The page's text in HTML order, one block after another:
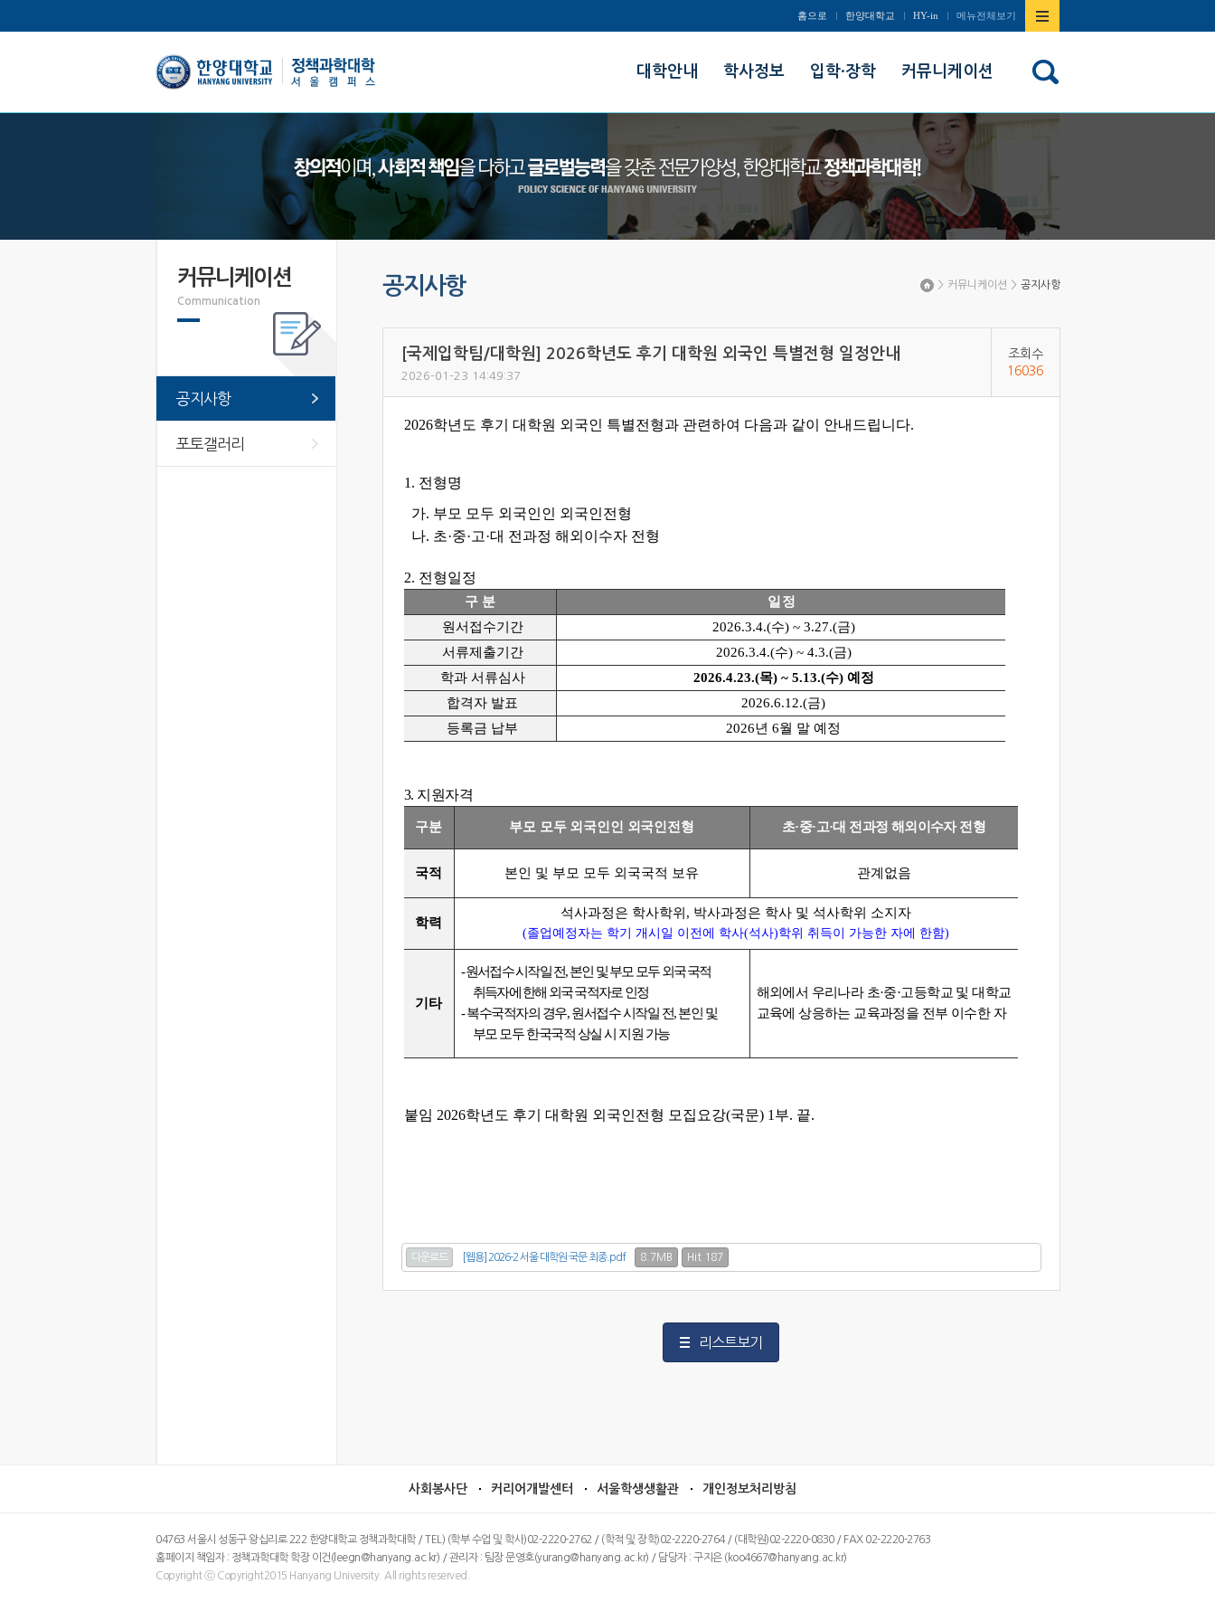
홈으로 한양대학교 HY-in 메뉴전체보기
대학안내 학사정보 입학·장학 커뮤니케이션
> 커뮤니케이션 > 공지사항
커뮤니케이션
Communication
공지사항
포토갤러리
공지사항
[국제입학팀/대학원] 2026학년도 후기 대학원 외국인 특별전형 일정안내
2026-01-23 14:49:37
조회수
16036
2026학년도 후기 대학원 외국인 특별전형과 관련하여 다음과 같이 안내드립니다.
1. 전형명
가. 부모 모두 외국인인 외국인전형
나. 초·중·고·대 전과정 해외이수자 전형
2. 전형일정
구 분
일 정
원서접수기간
2026.3.4.(수) ~ 3.27.(금)
서류제출기간
2026.3.4.(수) ~ 4.3.(금)
학과 서류심사
2026.4.23.(목) ~ 5.13.(수) 예정
합격자 발표
2026.6.12.(금)
등록금 납부
2026년 6월 말 예정
3. 지원자격
구분 부모 모두 외국인인 외국인전형 초·중·고·대 전과정 해외이수자 전형
국적 본인 및 부모 모두 외국국적 보유 관계없음
학력
석사과정은 학사학위, 박사과정은 학사 및 석사학위 소지자
(졸업예정자는 학기 개시일 이전에 학사(석사)학위 취득이 가능한 자에 한함)
기타
- 원서접수 시작일 전, 본인 및 부모 모두 외국 국적
취득자에 한해 외국 국적자로 인정
-복수국적자의 경우, 원서접수 시작일 전, 본인 및
부모 모두 한국국적 상실 시 지원 가능
해외에서 우리나라 초·중·고등학교 및 대학교
교육에 상응하는 교육과정을 전부 이수한 자
붙임 2026학년도 후기 대학원 외국인전형 모집요강(국문) 1부. 끝.
다운로드 [웹용] 2026-2 서울 대학원 국문 최종.pdf 8.7MB Hit 187
리스트보기
사회봉사단 커리어개발센터 서울학생생활관 개인정보처리방침
04763 서울시 성동구 왕십리로 222 한양대학교 정책과학대학 / TEL) (학부 수업 및 학사)02-2220-2762 / (학적 및 장학)02-2220-2764 / (대학원)02-2220-0830 / FAX 02-2220-2763
홈페이지 책임자 : 정책과학대학 학장 이건(leegn@hanyang.ac.kr) / 관리자 : 팀장 문영호(yurang@hanyang.ac.kr) / 담당자 : 구지은 (koo4667@hanyang.ac.kr)
Copyright ⓒ Copyright2015 Hanyang University. All rights reserved.